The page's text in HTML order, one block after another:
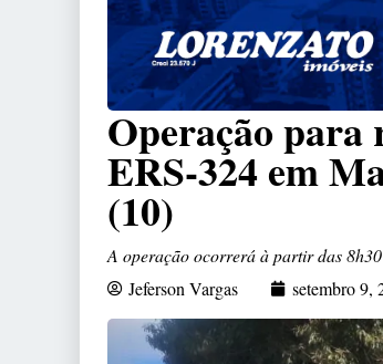
Operação para
ERS-324 em
(10)
A operação ocorrerá à partir das
Jeferson Vargas
setembro 9,